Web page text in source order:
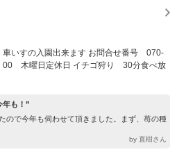
いすの入園出来ます お問合せ番号 070-
木曜日定休日 イチゴ狩り 30分食べ放
年も！”
ので今年も伺わせて頂きました。まず、苺の種
by 直樹さん